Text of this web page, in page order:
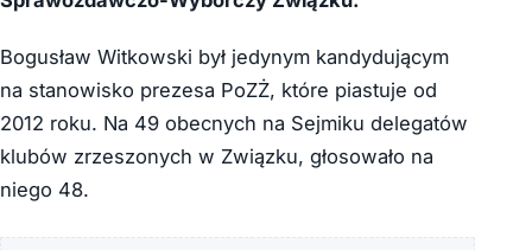
Bogusław Witkowski był jedynym kandydującym
na stanowisko prezesa PoZŻ, które piastuje od
2012 roku. Na 49 obecnych na Sejmiku delegatów
klubów zrzeszonych w Związku, głosowało na
niego 48.